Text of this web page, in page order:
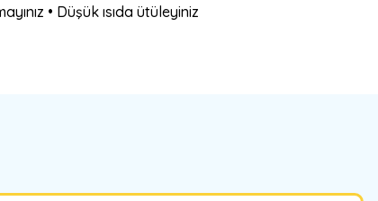
• Düşük ısıda ütüleyiniz